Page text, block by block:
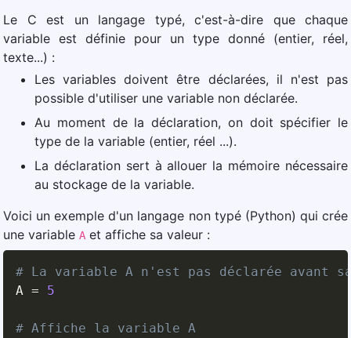
Le C est un langage typé, c'est-à-dire que chaque
variable est définie pour un type donné (entier, réel,
texte...) :
Les variables doivent être déclarées, il n'est pas
possible d'utiliser une variable non déclarée.
Au moment de la déclaration, on doit spécifier le
type de la variable (entier, réel ...).
La déclaration sert à allouer la mémoire nécessaire
au stockage de la variable.
Voici un exemple d'un langage non typé (Python) qui crée
une variable A et affiche sa valeur :
# La variable A n'est pas déclarée avant
A = 5
# Affiche la variable A